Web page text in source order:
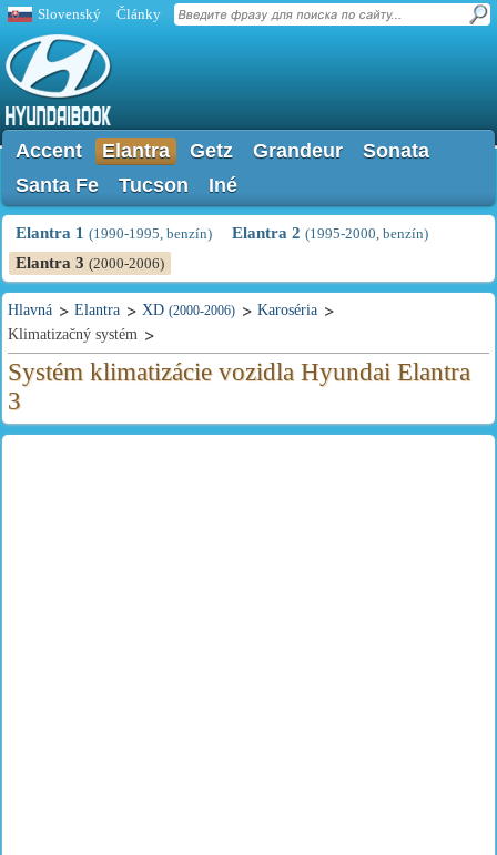
Slovenský Články
Accent Elantra Getz Grandeur
Sonata
Santa Fe
Tucson Iné
Elantra 1 (1990-1995, benzín) Elantra 2 (1995-2000, benzín)
Elantra 3 (2000-2006)
Hlavná Elantra XD (2000-2006)
Karoséria
Klimatizačný systém
Systém klimatizácie vozidla Hyundai Elantra
3